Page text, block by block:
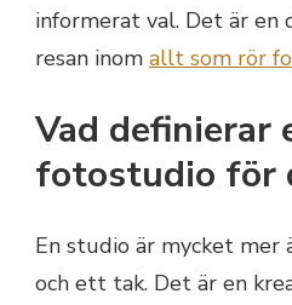
informerat val. Det är en
resan inom allt som rör
Vad definierar
fotostudio för
En studio är mycket mer
och ett tak. Det är en